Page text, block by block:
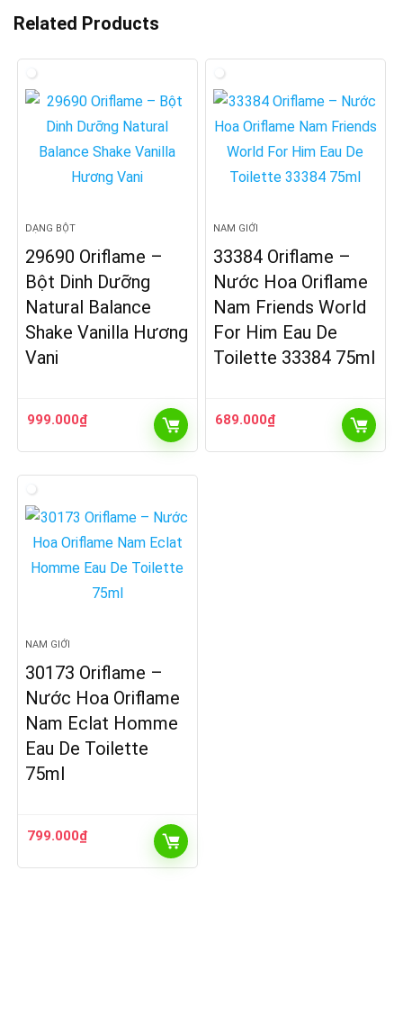
Related Products
DẠNG BỘT
29690 Oriflame –
Bột Dinh Dưỡng
Natural Balance
Shake Vanilla Hương
Vani
999.000₫
NAM GIỚI
33384 Oriflame –
Nước Hoa Oriflame
Nam Friends World
For Him Eau De
Toilette 33384 75ml
689.000₫
NAM GIỚI
30173 Oriflame –
Nước Hoa Oriflame
Nam Eclat Homme
Eau De Toilette
75ml
799.000₫